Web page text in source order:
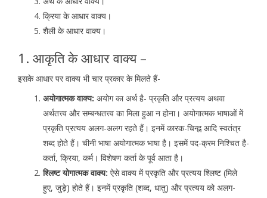
क्रिया के आधार वाक्य।
शैली के आधार वाक्य।
1. आकृति के आधार वाक्य –
इसके आधार पर वाक्य भी चार प्रकार के मिलते हैं-
अयोगात्मक वाक्य: अयोग का अर्थ है- प्रकृति और प्रत्यय अथवा
अर्थतत्त्व और सम्बन्धतत्त्व का मिला हुआ न होना। अयोगात्मक भाषाओं में
प्रकृति प्रत्यय अलग-अलग रहते हैं। इनमें कारक-चिन्ह्न आदि स्वतंत्र
शब्द होते हैं। चीनी भाषा अयोगात्मक भाषा है। इसमें पद-क्रम निश्चित है-
कर्ता, क्रिया, कर्म। विशेषण कर्ता के पूर्व आता है।
श्लिष्ट योगात्मक वाक्य: ऐसे वाक्य में प्रकृति और प्रत्यय श्लिष्ट (मिले
हुए, जुड़े) होते हैं। इनमें प्रकृति (शब्द, धातु) और प्रत्यय को अलग-